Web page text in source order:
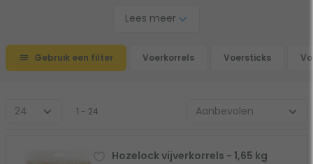
die de vissen binnen 5 minuten kunnen eten. Het overtollige
beste verwijderen met bijvoorbeeld een schepnet. Uiteraard
hebben we ook specifiek koi- en steurvoer.
Lees meer
Gebruik een filter Voerkorrels Voersticks
1 - 24
Hozelock vijverkorrels - 1,65 kg